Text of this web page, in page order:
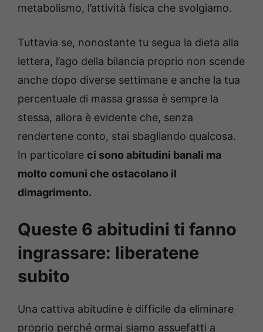
metabolismo, l’attività fisica che svolgiamo.
Tuttavia se, nonostante tu segua la dieta alla
lettera, l’ago della bilancia proprio non scende
anche dopo diverse settimane e anche la tua
percentuale di massa grassa è sempre la
stessa, allora è evidente che, senza
rendertene conto, stai sbagliando qualcosa.
In particolare ci sono abitudini banali ma
molto comuni che ostacolano il
dimagrimento.
Queste 6 abitudini ti fanno
ingrassare: liberatene
subito
Una cattiva abitudine è difficile da eliminare
proprio perché ormai siamo assuefatti a